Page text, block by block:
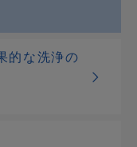
的な洗浄の